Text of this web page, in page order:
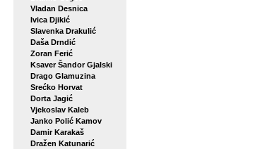
Vladan Desnica
Ivica Djikić
Slavenka Drakulić
Daša Drndić
Zoran Ferić
Ksaver Šandor Gjalski
Drago Glamuzina
Srećko Horvat
Dorta Jagić
Vjekoslav Kaleb
Janko Polić Kamov
Damir Karakaš
Dražen Katunarić